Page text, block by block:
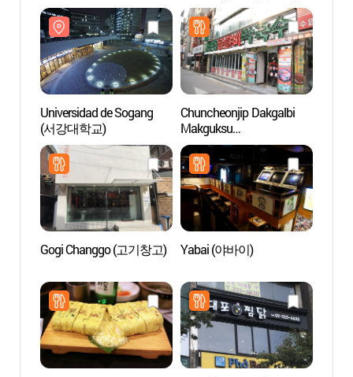
Universidad de Sogang
(서강대학교)
Chuncheonjip Dakgalbi
Makguksu
(춘천집닭갈비막국수)
Gogi Changgo (고기창고) Yabai (야바이)